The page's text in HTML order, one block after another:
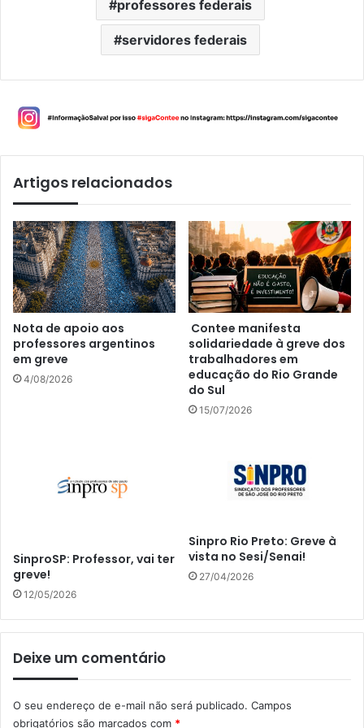
professores federais
servidores federais
Artigos relacionados
Nota de apoio aos
professores argentinos
em greve
4/08/2026
Contee manifesta
solidariedade à greve dos
trabalhadores em
educação do Rio Grande
do Sul
15/07/2026
SinproSP: Professor, vai ter
greve!
12/05/2026
Sinpro Rio Preto: Greve à
vista no Sesi/Senai!
27/04/2026
Deixe um comentário
O seu endereço de e-mail não será publicado. Campos
obrigatórios são marcados com *